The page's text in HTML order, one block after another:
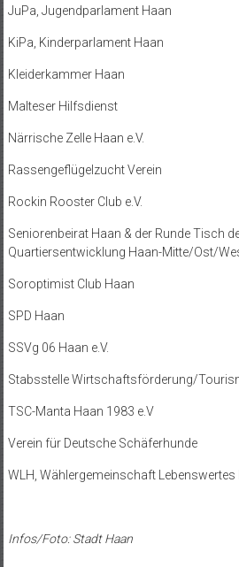
JuPa, Jugendparlament Haan
KiPa, Kinderparlament Haan
Kleiderkammer Haan
Malteser Hilfsdienst
Närrische Zelle Haan e.V.
Rassengeflügelzucht Verein
Rockin Rooster Club e.V.
Seniorenbeirat Haan & der Runde Tisch
Quartiersentwicklung Haan-Mitte/Ost/
Soroptimist Club Haan
SPD Haan
SSVg 06 Haan e.V.
Stabsstelle Wirtschaftsförderung/
TSC-Manta Haan 1983 e.V
Verein für Deutsche Schäferhunde
WLH, Wählergemeinschaft Lebenswertes
Infos/Foto: Stadt Haan